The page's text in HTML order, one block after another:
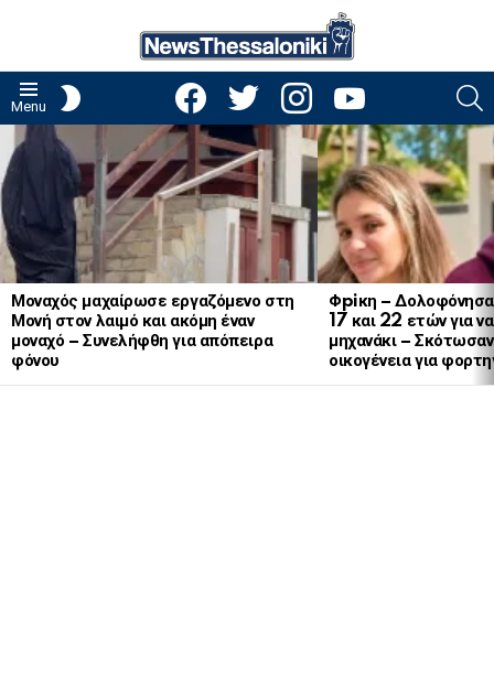
Menu
facebooktwitter instagramyoutube
LATEST
STORIES
Μοναχός μαχαίρωσε εργαζόμενο στη
Μονή στον λαιμό και ακόμη έναν
μοναχό – Συνελήφθη για απόπειρα
φόνου
Φpiκη –
17 και 22 ετών για
μηχανάκι – Σκότωσαν
οικογένεια για